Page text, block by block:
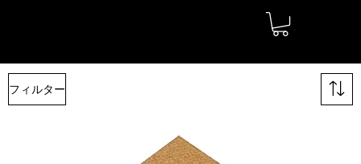
フィルター